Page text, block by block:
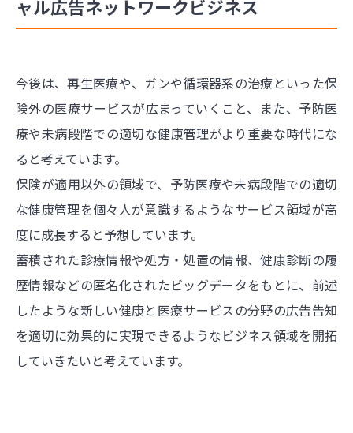
ャル広告ネットワークビジネス
今後は、再生医療や、ガンや循環器系の治療といった保
険外の医療サービスが広まっていくこと、また、予防医
療や未病段階での適切な健康管理がより重要な時代にな
ると考えています。
保険が適用以外の領域で、予防医療や未病段階での適切
な健康管理を個々人が意識するようなサービス領域が高
度に成長すると予想しています。
蓄積された診療情報や処方・処置の情報、健康診断の履
歴情報などの匿名化されたビッグデータをもとに、前述
したような新しい健康と医療サービスの分野の広告告知
を適切に効果的に実現できるようなビジネス領域を開拓
していきたいと考えています。